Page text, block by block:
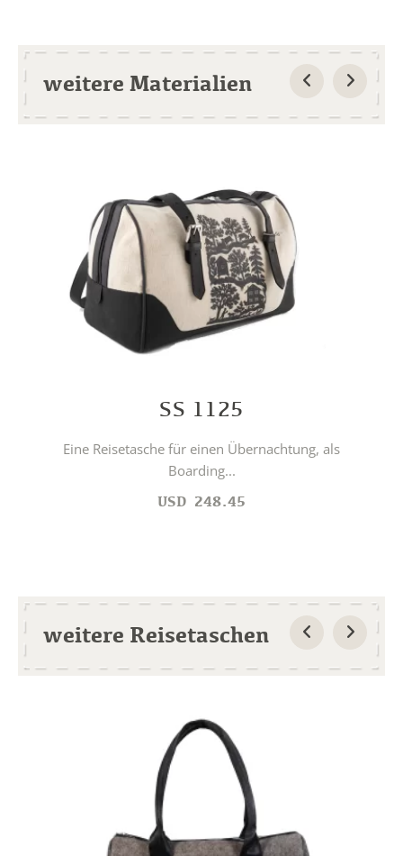
weitere Materialien
SS 1125
Eine Reisetasche für einen Übernachtung, als
Boarding...
USD 248.45
weitere Reisetaschen